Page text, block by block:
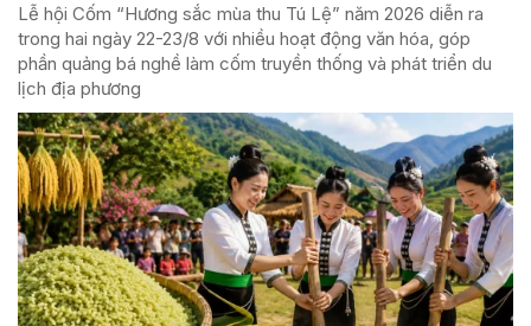
Lễ hội Cốm “Hương sắc mùa thu Tú Lệ” năm 2026 diễn ra
trong hai ngày 22-23/8 với nhiều hoạt động văn hóa, góp
phần quảng bá nghề làm cốm truyền thống và phát triển du
lịch địa phương